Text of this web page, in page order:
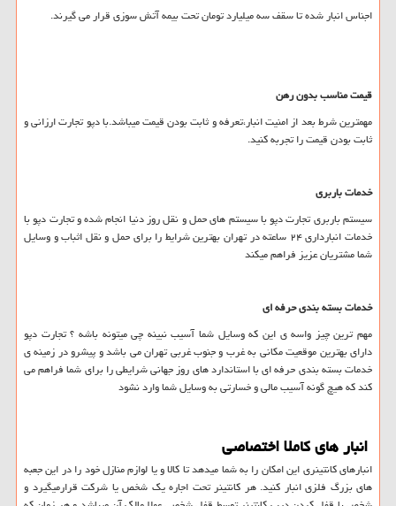
اجناس انبار شده تا سقف سه میلیارد تومان تحت بیمه آتش سوزی قرار می گیرند.
قیمت مناسب بدون رهن
مهمترین شرط بعد از امنیت انبار،تعرفه و ثابت بودن قیمت میباشد.با دپو تجارت ارزانی و
ثابت بودن قیمت را تجربه کنید.
خدمات باربری
سیستم باربری تجارت دپو با سیستم های حمل و نقل روز دنیا انجام شده و تجارت دپو با
خدمات انبارداری ۲۴ ساعته در تهران بهترین شرایط را برای حمل و نقل اثباب و وسایل
شما مشتریان عزیز فراهم میکند
خدمات بسته بندی حرفه ای
مهم ترین چیز واسه ی این که وسایل شما آسیب نبینه چی میتونه باشه ؟ تجارت دپو
دارای بهترین موقعیت مکانی به غرب و جنوب غربی تهران می باشد و پیشرو در زمینه ی
خدمات بسته بندی حرفه ای با استاندارد های روز جهانی شرایطی را برای شما فراهم می
کند که هیچ گونه آسیب مالی و خسارتی به وسایل شما وارد نشود
انبار های کاملا اختصاصی
انبارهای کانتینری این امکان را به شما میدهد تا کالا و یا لوازم منازل خود را در این جعبه
های بزرگ فلزی انبار کنید. هر کانتینر تحت اجاره یک شخص یا شرکت قرارمیگیرد و